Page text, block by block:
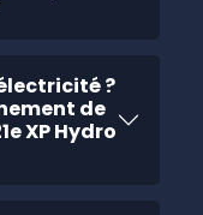
?
de
XP Hydro